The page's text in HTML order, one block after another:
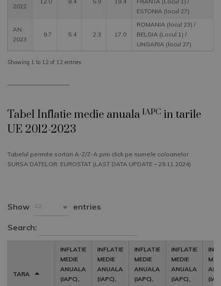
2022
ESTONIA (locul 27)
AN
2023
9.7 5.4 2.3 17.0
ROMANIA (locul 23) /
BELGIA (Locul 1) /
UNGARIA (locul 27)
Showing 1 to 12 of 12 entries
Tabel Inflatie medie anuala IAPC in tarile
UE 2012-2023
Tabelul permite sortari A-Z/Z-A prin click pe numele coloanelor
SURSA DATELOR: EUROSTAT (LAST DATA UPDATE – 29.11.2024)
Show All entries
Search:
TARA
INFLATIE
MEDIE
ANUALA
(IAPC),
INFLATIE
MEDIE
ANUALA
(IAPC),
INFLATIE
MEDIE
ANUALA
(IAPC),
INFLATIE
MEDIE
ANUALA
(IAPC),